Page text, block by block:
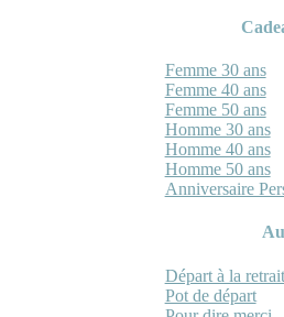
Femme 30 ans
Femme 40 ans
Femme 50 ans
Homme 30 ans
Homme 40 ans
Homme 50 ans
Anniversaire
Départ à la
Pot de départ